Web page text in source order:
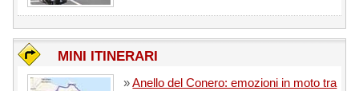
MINI ITINERARI
»Anello del Conero: emozioni in moto tra